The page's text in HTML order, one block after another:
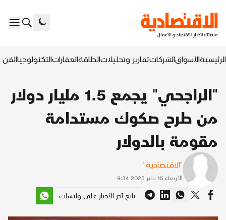
الرئيسيةالأسواقالشركاتتقارير وتحليلاتالطاقةالعقاراتالتكنولوجياالفن
"الراجحي" يجمع 1.5 مليار دولار
من طرح صكوك مستدامة
مقومة بالدولار
"الاقتصادية"
الأربعاء 15 يناير 2025 9:34
تابع آخر الأخبار على واتساب